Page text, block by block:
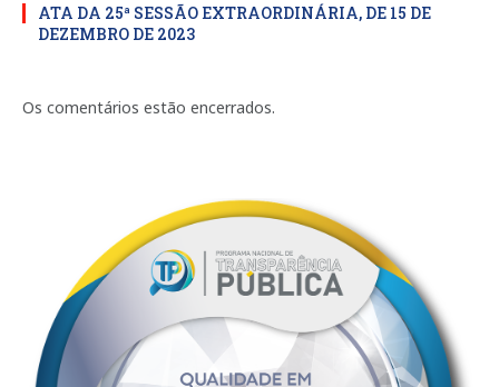
ATA DA 25ª SESSÃO EXTRAORDINÁRIA, DE 15 DE
DEZEMBRO DE 2023
Os comentários estão encerrados.